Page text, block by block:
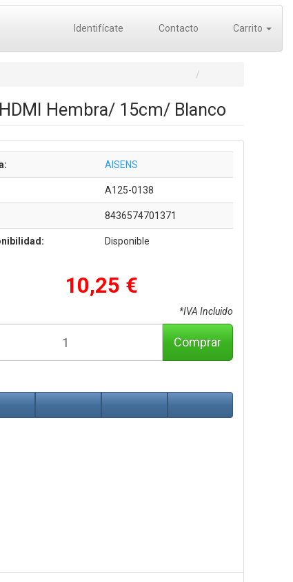
Identifícate Contacto Carrito
Hembra/ 15cm/ Blanco
AISENS
A125-0138
8436574701371
Disponible
10,25 €
*IVA Incluido
Comprar